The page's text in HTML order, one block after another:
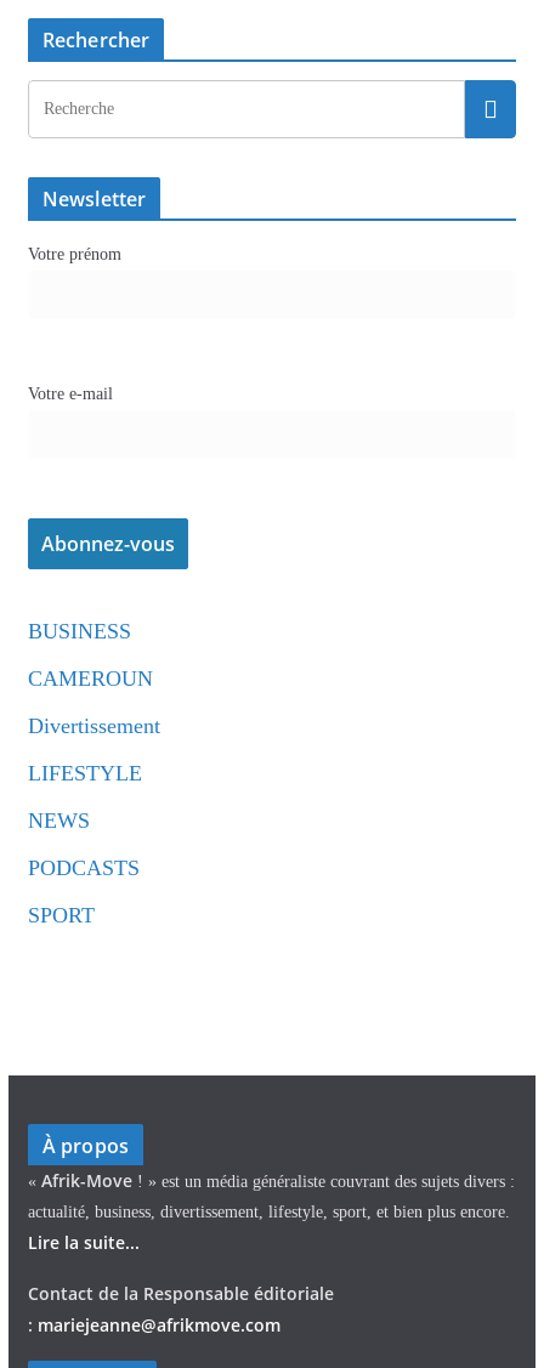
Rechercher
Newsletter
Votre prénom
Votre e-mail
BUSINESS
CAMEROUN
Divertissement
LIFESTYLE
NEWS
PODCASTS
SPORT
À propos
« Afrik-Move ! » est un média généraliste couvrant des sujets divers :
actualité, business, divertissement, lifestyle, sport, et bien plus encore.
Lire la suite...
Contact de la Responsable éditoriale
: mariejeanne@afrikmove.com